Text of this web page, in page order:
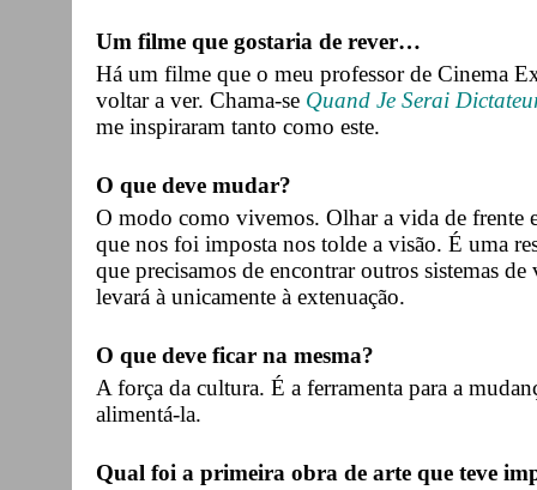
Um filme que gostaria de rever…
Há um filme que o meu professor de Cinema
voltar a ver. Chama-se Quand Je Serai
me inspiraram tanto como este.
O que deve mudar?
O modo como vivemos. Olhar a vida de frente
que nos foi imposta nos tolde a visão. É uma
que precisamos de encontrar outros sistemas
levará à unicamente à extenuação.
O que deve ficar na mesma?
A força da cultura. É a ferramenta para a
alimentá-la.
Qual foi a primeira obra de arte que teve